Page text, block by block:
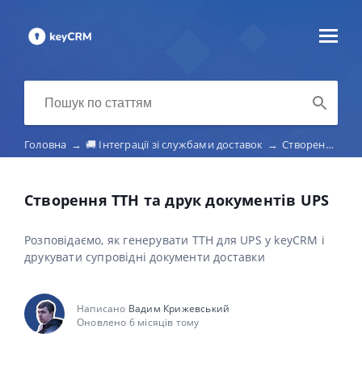
Головна → 🚚 Інтеграції зі службами доставок → Створення документів та надсилання посилок UPS
Створення ТТН та друк документів UPS
Розповідаємо, як генерувати ТТН для UPS у keyCRM і
друкувати супровідні документи доставки
Написано Вадим Крижевський
Оновлено 6 місяців тому